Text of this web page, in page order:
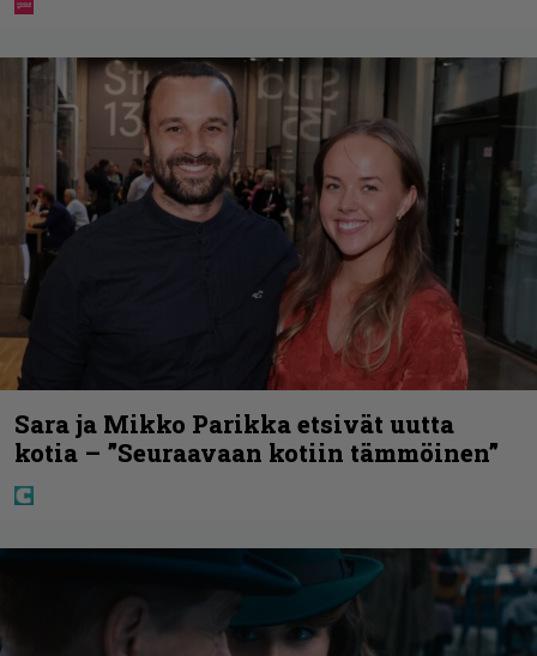
Sara ja Mikko Parikka etsivät uutta
kotia – ”Seuraavaan kotiin tämmöinen”